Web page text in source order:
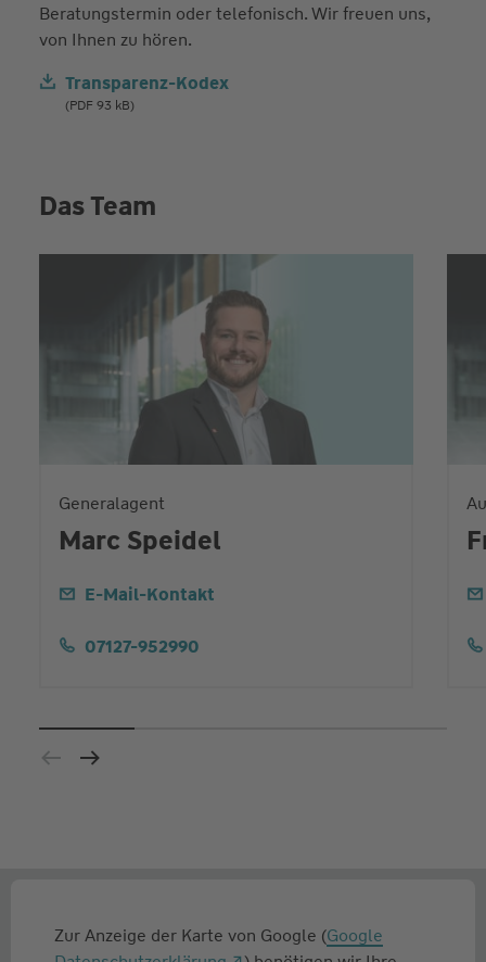
Beratungstermin oder telefonisch. Wir freuen uns,
von Ihnen zu hören.
Transparenz-Kodex
(PDF 93 kB)
Das Team
Generalagent
Marc Speidel
E-Mail-Kontakt
07127-952990
Zur Anzeige der Karte von Google (Google